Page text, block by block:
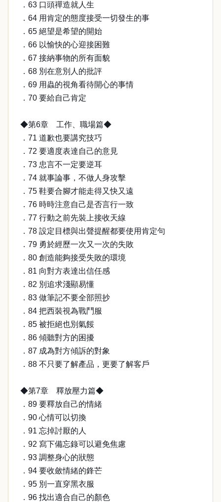
．63 口頭禪造就人生
．64 用肯定的態度接受一切發生的事
．65 絕望是希望的開始
．66 以愉快的心迎接困難
．67 接納事物的所有面貌
．68 別在意別人的批評
．69 用蟲的視角看待開心的事情
．70 要給自己肯定
◆第6章 工作、職場篇◆
．71 道歉也要講究技巧
．72 要適度表達自己的意見
．73 忠言不一定要逆耳
．74 就事論事，不做人身攻擊
．75 鞋要合腳才能走得又快又遠
．76 時時注意自己是否言行一致
．77 行動之前先裝上接收天線
．78 設定目標與出聲提醒都要使用肯定句
．79 勇於經歷一次又一次的失敗
．80 創造能夠接受失敗的環境
．81 向對方表達出信任感
．82 別追求淺顯易懂
．83 做筆記不要全部照抄
．84 把西裝視為戰鬥服
．85 被拒絕也別氣餒
．86 傾聽對方的困擾
．87 成為對方傾訴的對象
．88 不只要了解產品，更要了解客戶
◆第7章 釋放壓力篇◆
．89 要釋放自己的情緒
．90 心情可以切換
．91 忘掉討厭的人
．92 寫下備忘錄可以避免焦慮
．93 調整身心的狀態
．94 要收斂情緒的鋒芒
．95 別一直穿黑衣服
．96 找出適合自己的顏色